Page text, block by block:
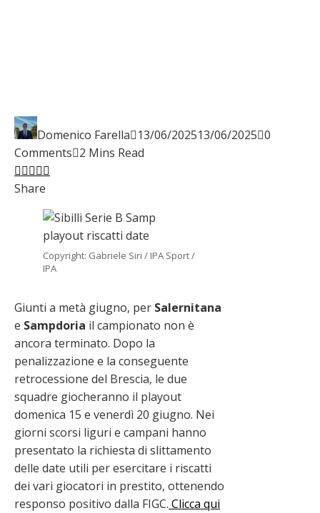
Domenico Farella 13/06/202513/06/2025 0
Comments 2 Mins Read
Facebook
Twitter
LinkedIn
Pinterest
Stumbleupon
Share
Copyright: Gabriele Siri / IPA Sport /
IPA
Giunti a metà giugno, per Salernitana
e Sampdoria il campionato non è
ancora terminato. Dopo la
penalizzazione e la conseguente
retrocessione del Brescia, le due
squadre giocheranno il playout
domenica 15 e venerdì 20 giugno. Nei
giorni scorsi liguri e campani hanno
presentato la richiesta di slittamento
delle date utili per esercitare i riscatti
dei vari giocatori in prestito, ottenendo
responso positivo dalla FIGC. Clicca qui